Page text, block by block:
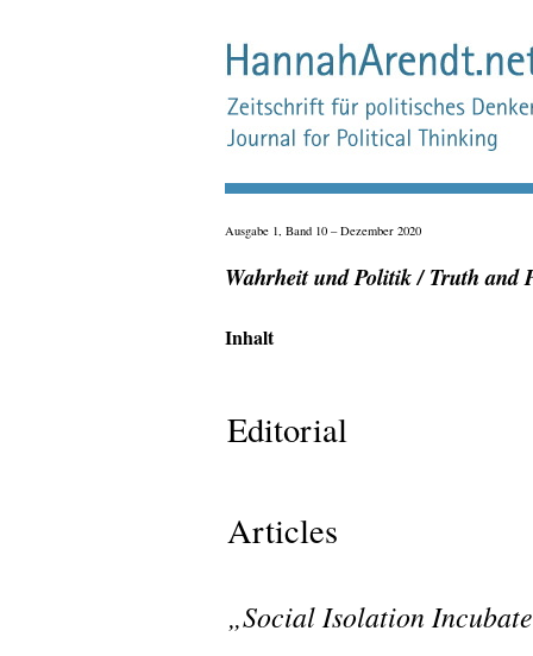
Ausgabe 1, Band 10 – Dezember 2020
Wahrheit und Politik / Truth and
Inhalt
Editorial
Articles
„Social Isolation